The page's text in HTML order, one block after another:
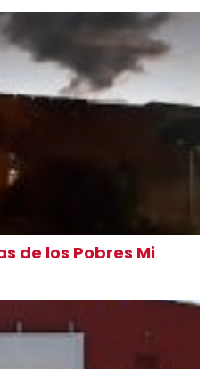
de los Pobres Mi